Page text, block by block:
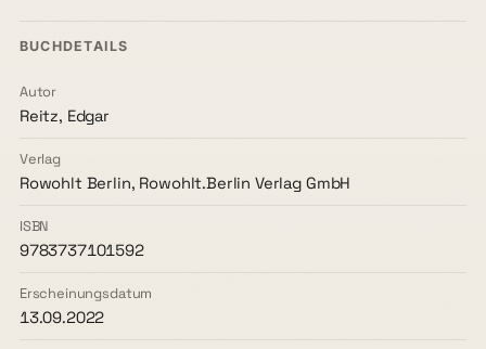
BUCHDETAILS
Autor
Reitz, Edgar
Verlag
Rowohlt Berlin, Rowohlt.Berlin Verlag GmbH
ISBN
9783737101592
Erscheinungsdatum
13.09.2022